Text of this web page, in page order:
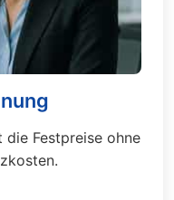
die Festpreise ohne